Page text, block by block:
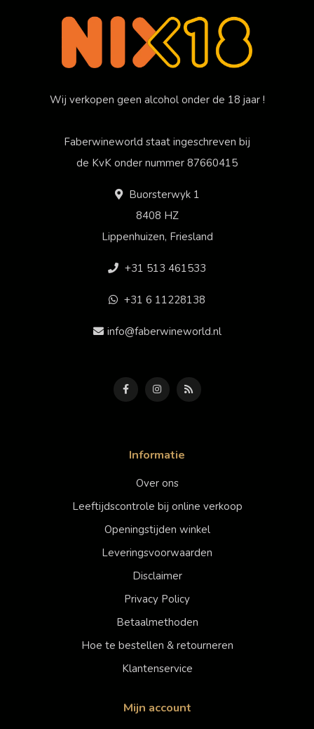
Wij verkopen geen alcohol onder de 18 jaar !
Faberwineworld staat ingeschreven bij
de KvK onder nummer 87660415
Buorsterwyk 1
8408 HZ
Lippenhuizen, Friesland
+31 513 461533
+31 6 11228138
info@faberwineworld.nl
Informatie
Over ons
Leeftijdscontrole bij online verkoop
Openingstijden winkel
Leveringsvoorwaarden
Disclaimer
Privacy Policy
Betaalmethoden
Hoe te bestellen & retourneren
Klantenservice
Mijn account